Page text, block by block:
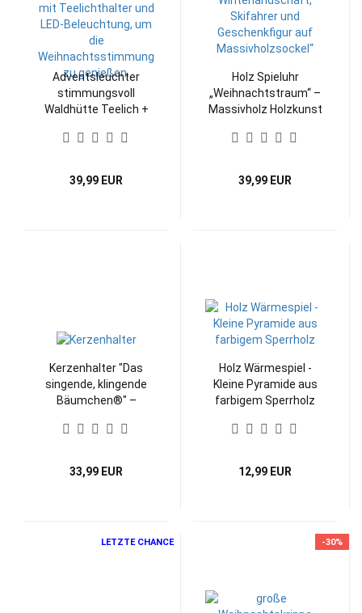
Adventsleuchter
stimmungsvoll
Waldhütte Teelich +
Holzkunst
39,99 EUR
Holz Spieluhr
„Weihnachtstraum“ –
Massivholz Holzkunst
39,99 EUR
Kerzenhalter "Das
singende, klingende
Bäumchen®" –
für 3 Teelichte
33,99 EUR
Holz Wärmespiel -
Kleine Pyramide aus
farbigem Sperrholz
12,99 EUR
LETZTE CHANCE -30%